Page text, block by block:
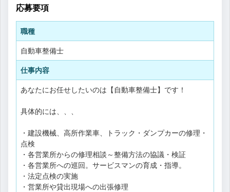
応募要項
職種
自動車整備士
仕事内容
あなたにお任せしたいのは【自動車整備士】です！
具体的には、、、
・建設機械、高所作業車、トラック・ダンプカーの修理・
点検
・各営業所からの修理相談～整備方法の協議・検証
・各営業所への巡回。サービスマンの育成・指導。
・法定点検の実施
・営業所や貸出現場への出張修理